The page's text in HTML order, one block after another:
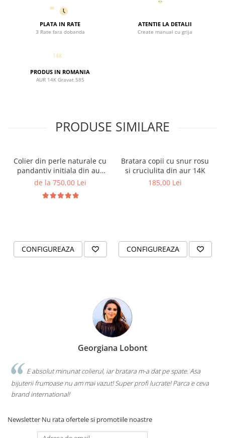
PLATA IN RATE
3 Rate fara dobanda
ATENTIE LA DETALII
Create manual cu grija
PRODUS IN ROMANIA
AUR 14K Gravat 585
PRODUSE SIMILARE
Colier din perle naturale cu
pandantiv initiala din aur
14K si bilute din aur 14K de
de la 750,00 Lei
CONFIGUREAZA
Bratara copii cu snur rosu
si cruciulita din aur 14K
185,00 Lei
CONFIGUREAZA
Georgiana Lobont
E absolut minunat colierul, iar bratara m-a dat pe spate. Asa
bijuterii frumoase nu am mai vazut! Super profi lucrate! Parca e ceva
brand international!
Newsletter Nu rata ofertele si promotiile noastre